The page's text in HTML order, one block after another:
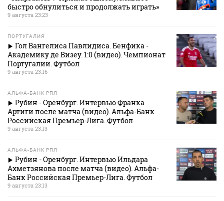
быстро обнулиться и продолжать играть»
9 августа 23:23
ПОРТУГАЛИЯ
Гол Вангелиса Павлидиса. Бенфика -
Академику де Визеу. 1:0 (видео). Чемпионат
Португалии. Футбол
9 августа 23:16
АЛЬФА-БАНК РПЛ
Рубин - Оренбург. Интервью Франка
Артиги после матча (видео). Альфа-Банк
Российская Премьер-Лига. Футбол
9 августа 23:13
АЛЬФА-БАНК РПЛ
Рубин - Оренбург. Интервью Ильдара
Ахметзянова после матча (видео). Альфа-
Банк Российская Премьер-Лига. Футбол
9 августа 23:13